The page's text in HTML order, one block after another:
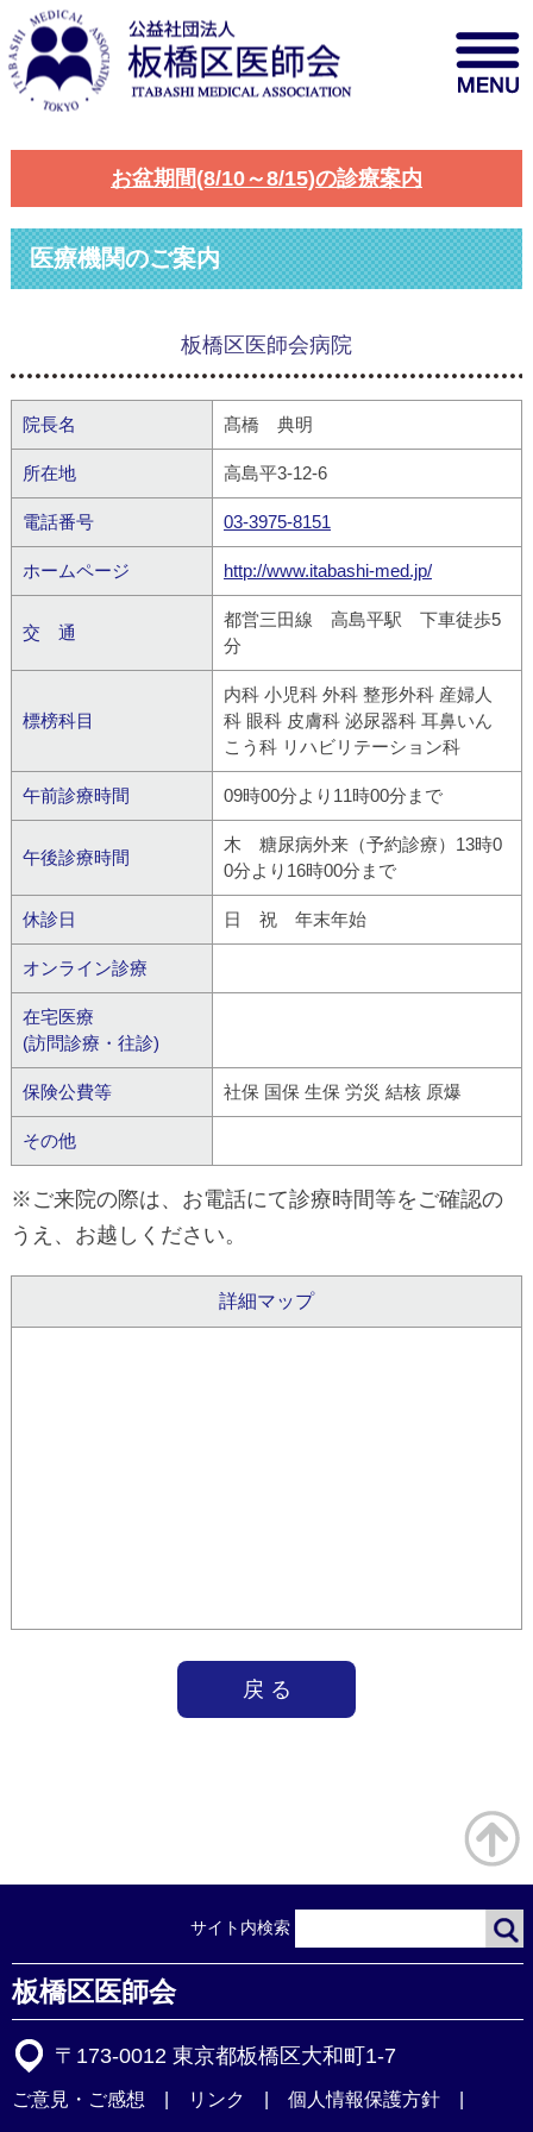
お盆期間(8/10～8/15)の診療案内
医療機関のご案内
板橋区医師会病院
院長名 髙橋 典明
所在地 高島平3-12-6
電話番号 03-3975-8151
ホームページ http://www.itabashi-med.jp/
交 通
都営三田線 高島平駅 下車徒歩5
分
標榜科目
内科 小児科 外科 整形外科 産婦人
科 眼科 皮膚科 泌尿器科 耳鼻いん
こう科 リハビリテーション科
午前診療時間 09時00分より11時00分まで
午後診療時間
木 糖尿病外来（予約診療）13時0
0分より16時00分まで
休診日 日 祝 年末年始
オンライン診療
在宅医療
(訪問診療・往診)
保険公費等 社保 国保 生保 労災 結核 原爆
その他
※ご来院の際は、お電話にて診療時間等をご確認の
うえ、お越しください。
詳細マップ
戻 る
サイト内検索
板橋区医師会
〒173-0012 東京都板橋区大和町1-7
ご意見・ご感想 リンク 個人情報保護方針